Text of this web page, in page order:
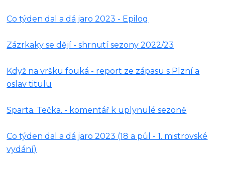
Co týden dal a dá jaro 2023 - Epilog
Zázrkaky se dějí - shrnutí sezony 2022/23
Když na vršku fouká - report ze zápasu s Plzní a
oslav titulu
Sparta. Tečka. - komentář k uplynulé sezoně
Co týden dal a dá jaro 2023 (18 a půl - 1. mistrovské
vydání)